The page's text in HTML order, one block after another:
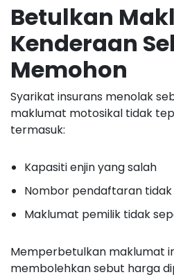
Betulkan
Kenderaan
Memohon
Syarikat insurans menolak
maklumat motosikal tidak
termasuk:
Kapasiti enjin yang salah
Nombor pendaftaran
Maklumat pemilik tidak
Memperbetulkan maklumat
membolehkan sebut harga